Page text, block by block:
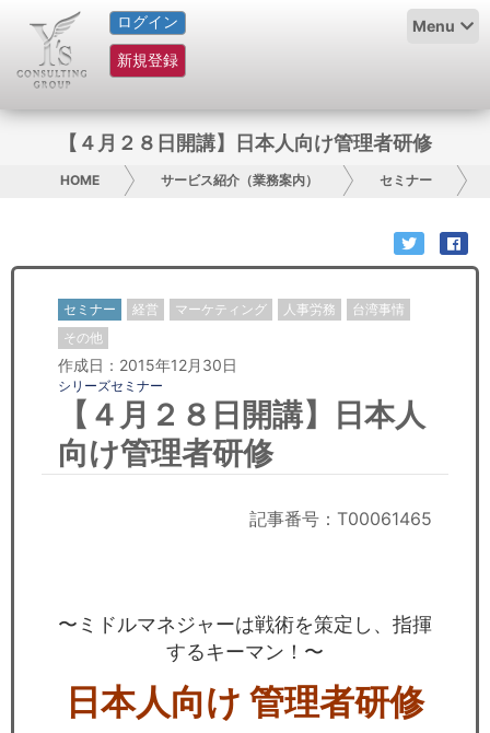
ログイン
新規登録
Menu
HOME
サービス紹介
コラム
グループ概要
日本人にPR
コンサルティング
リサーチ
飲食店情報
【４月２８日開講】日本人向け管理者研修
HOME サービス紹介（業務案内） セミナー
セミナー 経営 マーケティング 人事労務
台湾事情
その他
作成日：2015年12月30日
シリーズセミナー
【４月２８日開講】日本人
向け管理者研修
記事番号：T00061465
〜ミドルマネジャーは戦術を策定し、指揮
するキーマン！〜
日本人向け 管理者研修